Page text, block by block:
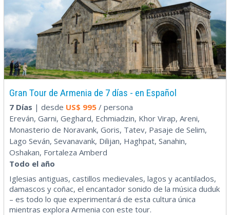
Gran Tour de Armenia de 7 días - en Español
7 Días | desde US$ 995 / persona
Ereván, Garni, Geghard, Echmiadzin, Khor Virap, Areni,
Monasterio de Noravank, Goris, Tatev, Pasaje de Selim,
Lago Seván, Sevanavank, Dilijan, Haghpat, Sanahin,
Oshakan, Fortaleza Amberd
Todo el año
Iglesias antiguas, castillos medievales, lagos y acantilados,
damascos y coñac, el encantador sonido de la música duduk
– es todo lo que experimentará de esta cultura única
mientras explora Armenia con este tour.